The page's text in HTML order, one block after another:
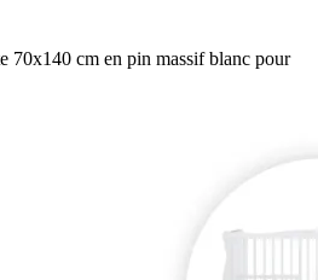
70x140 cm en pin massif blanc pour